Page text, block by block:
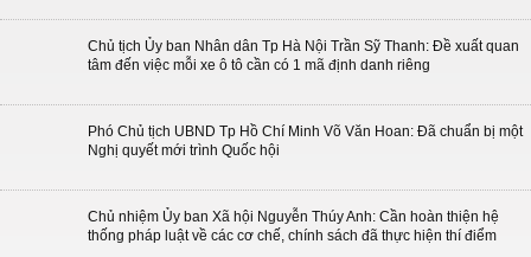
Chủ tịch Ủy ban Nhân dân Tp Hà Nội Trần Sỹ Thanh: Đề xuất quan
tâm đến việc mỗi xe ô tô cần có 1 mã định danh riêng
Phó Chủ tịch UBND Tp Hồ Chí Minh Võ Văn Hoan: Đã chuẩn bị một
Nghị quyết mới trình Quốc hội
Chủ nhiệm Ủy ban Xã hội Nguyễn Thúy Anh: Cần hoàn thiện hệ
thống pháp luật về các cơ chế, chính sách đã thực hiện thí điểm